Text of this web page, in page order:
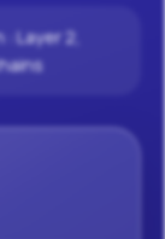
Layer 2,